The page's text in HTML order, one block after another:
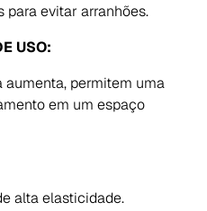
para evitar arranhões.
USO:
aumenta, permitem uma
em um espaço
alta elasticidade.